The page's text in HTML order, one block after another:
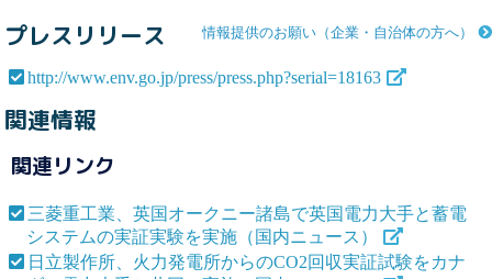
情報提供のお願い（企業・自治体の方へ）
プレスリリース
http://www.env.go.jp/press/press.php?serial=18163
関連情報
関連リンク
三菱重工業、英国オークニー諸島で英国電力大手と蓄電
システムの実証実験を実施（国内ニュース）
日立製作所、火力発電所からのCO2回収実証試験をカナ